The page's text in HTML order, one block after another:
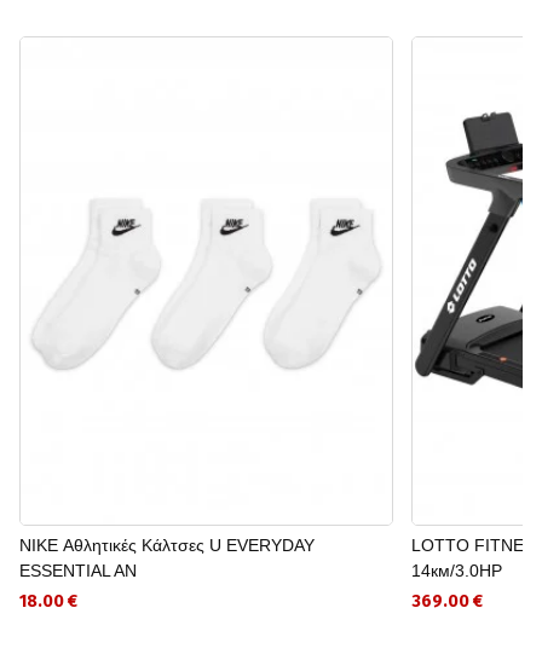
NIKE Αθλητικές Κάλτσες U EVERYDAY
ESSENTIAL AN
18.00 €
LOTTO
14км/3.0HP
369.00 €